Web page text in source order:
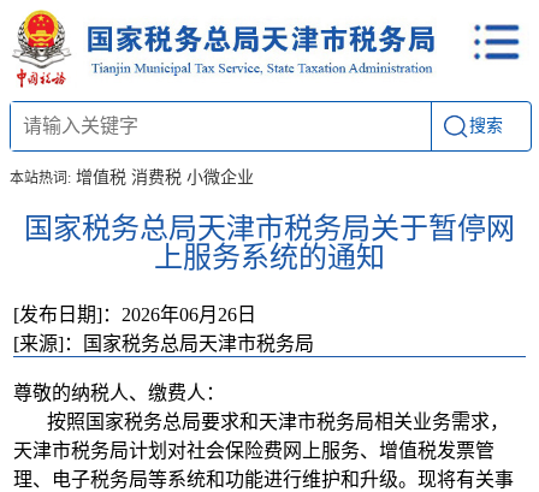
搜索
本站热词: 增值税 消费税 小微企业
国家税务总局天津市税务局关于暂停网
上服务系统的通知
[发布日期]：2026年06月26日
[来源]：国家税务总局天津市税务局
尊敬的纳税人、缴费人：
按照国家税务总局要求和天津市税务局相关业务需求，
天津市税务局计划对社会保险费网上服务、增值税发票管
理、电子税务局等系统和功能进行维护和升级。现将有关事